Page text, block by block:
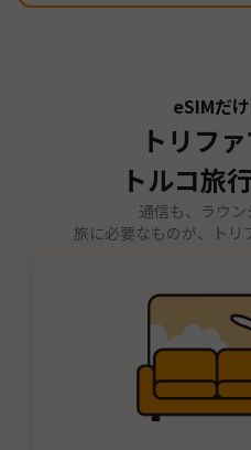
eSIMだ
トリフ
トルコ旅
通信も、ラウン
旅に必要なものが、トリ